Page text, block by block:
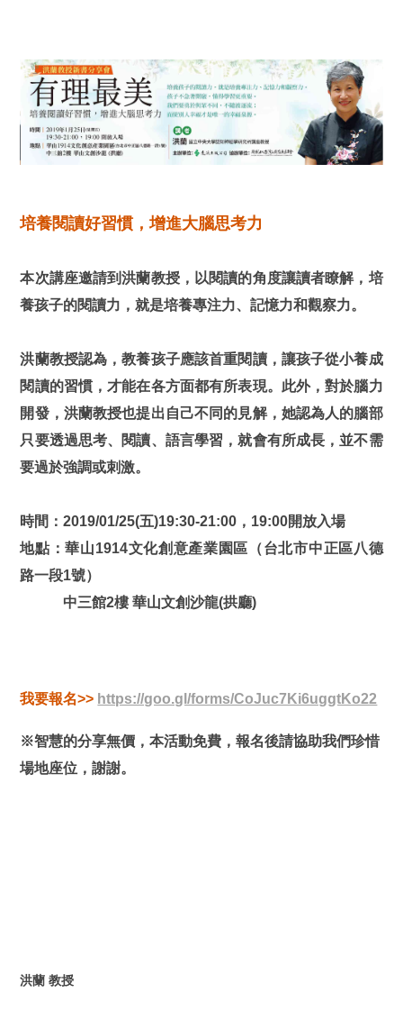
培養閱讀好習慣，增進大腦思考力
本次講座邀請到洪蘭教授，以閱讀的角度讓讀者瞭解，培
養孩子的閱讀力，就是培養專注力、記憶力和觀察力。
洪蘭教授認為，教養孩子應該首重閱讀，讓孩子從小養成
閱讀的習慣，才能在各方面都有所表現。此外，對於腦力
開發，洪蘭教授也提出自己不同的見解，她認為人的腦部
只要透過思考、閱讀、語言學習，就會有所成長，並不需
要過於強調或刺激。
時間：2019/01/25(五)19:30-21:00，19:00開放入場
地點：華山1914文化創意產業園區（台北市中正區八德
路一段1號）
中三館2樓 華山文創沙龍(拱廳)
我要報名>> https://goo.gl/forms/CoJuc7Ki6uggtKo22
※智慧的分享無價，本活動免費，報名後請協助我們珍惜
場地座位，謝謝。
洪蘭 教授